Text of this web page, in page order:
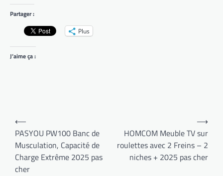
Partager :
Plus
J’aime ça :
Navigation
de
l’article
⟵
PASYOU PW100 Banc de
Musculation, Capacité de
Charge Extrême 2025 pas
cher
HOMCOM Meuble TV sur
roulettes avec 2 Freins – 2
niches + 2025 pas cher
⟶